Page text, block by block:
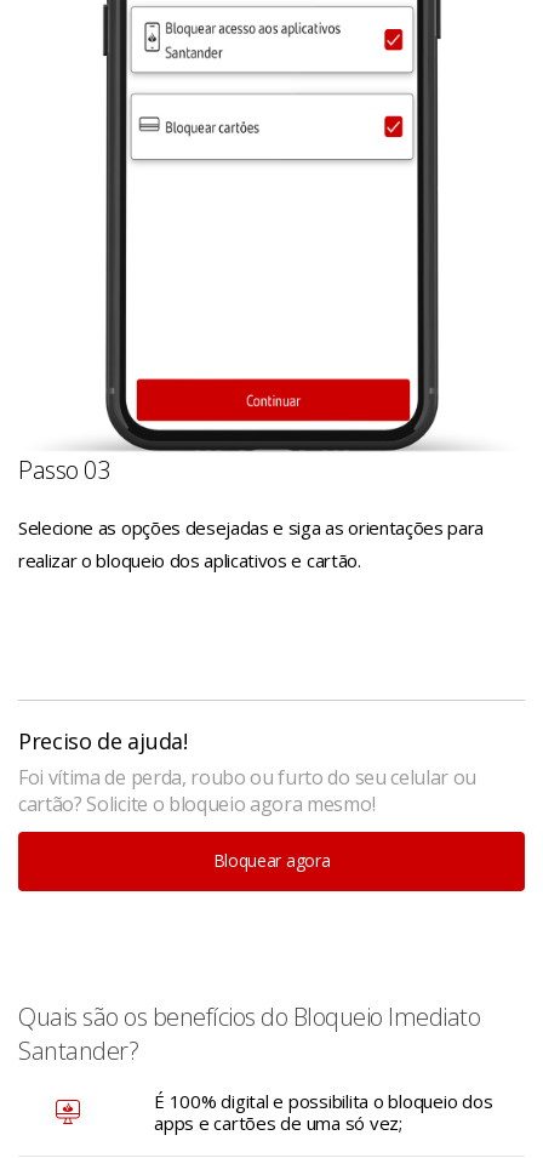
Passo 03
Selecione as opções desejadas e siga as orientações para
realizar o bloqueio dos aplicativos e cartão.
Preciso de ajuda!
Foi vítima de perda, roubo ou furto do seu celular ou
cartão? Solicite o bloqueio agora mesmo!
Bloquear agora
Quais são os benefícios do Bloqueio Imediato
Santander?
É 100% digital e possibilita o bloqueio dos
apps e cartões de uma só vez;